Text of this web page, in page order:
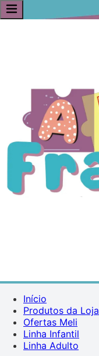
Início
Produtos da Loja
Ofertas Meli
Linha Infantil
Linha Adulto